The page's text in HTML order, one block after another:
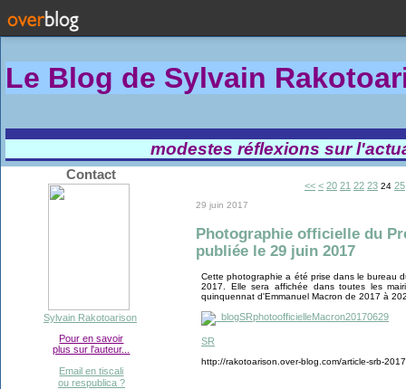
Le Blog de Sylvain Rakotoa
modestes réflexions sur
Contact
Sylvain Rakotoarison
Pour en savoir
plus sur l'auteur...
Email en tiscali
ou respublica ?
<< < 10
20 21 22 23 24 25
29 juin 2017
Photographie officielle du
publiée le 29 juin 2017
Cette photographie a été prise dans le bureau
2017. Elle sera affichée dans toutes les
quinquennat d'Emmanuel Macron de 2017 à
SR
http://rakotoarison.over-blog.com/article-srb-